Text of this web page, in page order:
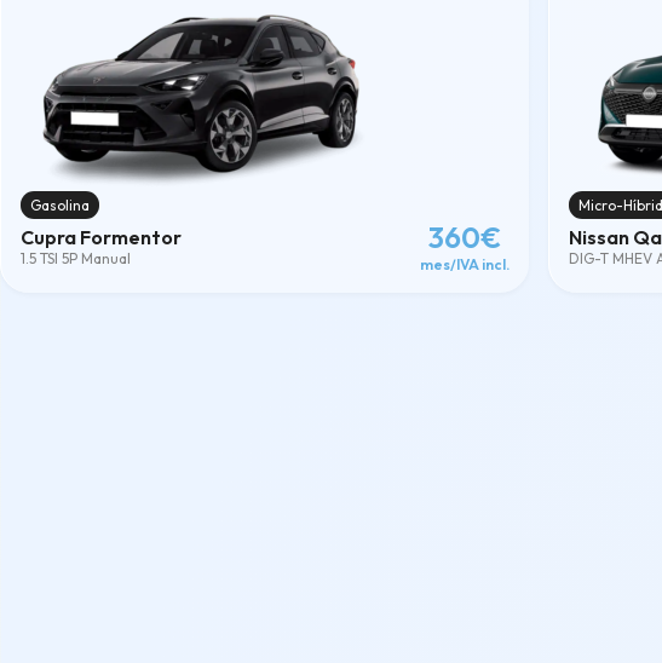
Gasolina
Cupra Formentor
1.5 TSI 5P Manual
360€
mes/IVA incl.
Micro-
Nissan
DIG-T MHEV